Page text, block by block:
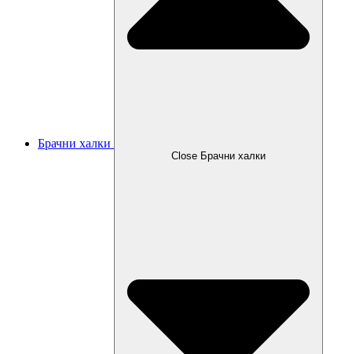
Брачни халки
Close Брачни халки